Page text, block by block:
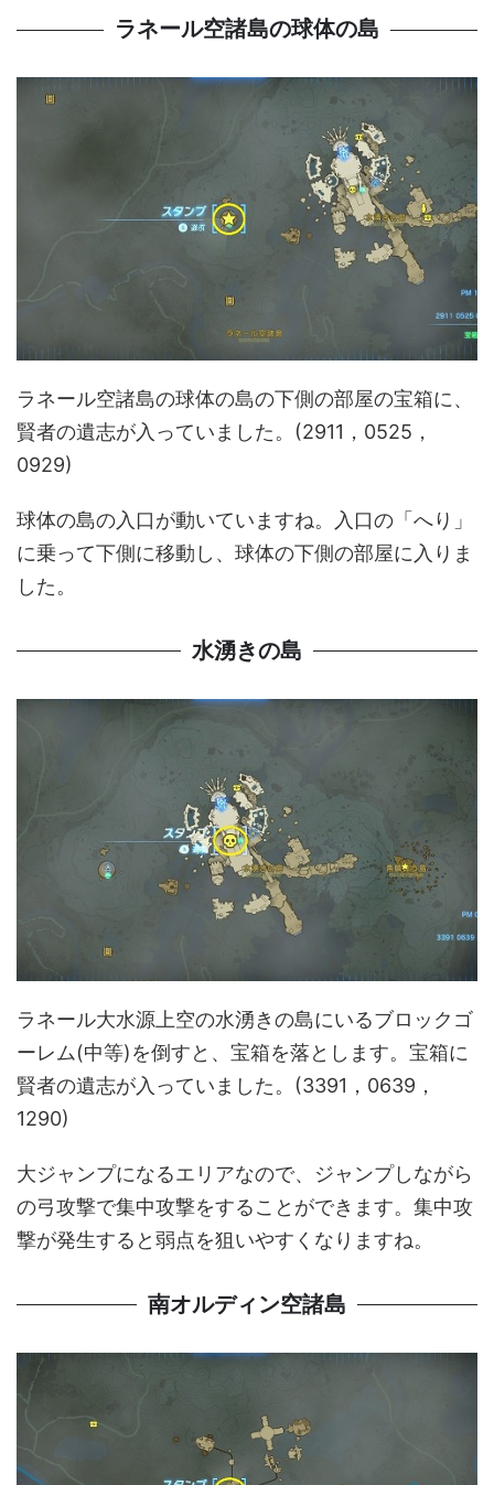
ラネール空諸島の球体の島
ラネール空諸島の球体の島の下側の部屋の宝箱に、
賢者の遺志が入っていました。(2911，0525，
0929)
球体の島の入口が動いていますね。入口の「へり」
に乗って下側に移動し、球体の下側の部屋に入りま
した。
水湧きの島
ラネール大水源上空の水湧きの島にいるブロックゴ
ーレム(中等)を倒すと、宝箱を落とします。宝箱に
賢者の遺志が入っていました。(3391，0639，
1290)
大ジャンプになるエリアなので、ジャンプしながら
の弓攻撃で集中攻撃をすることができます。集中攻
撃が発生すると弱点を狙いやすくなりますね。
南オルディン空諸島